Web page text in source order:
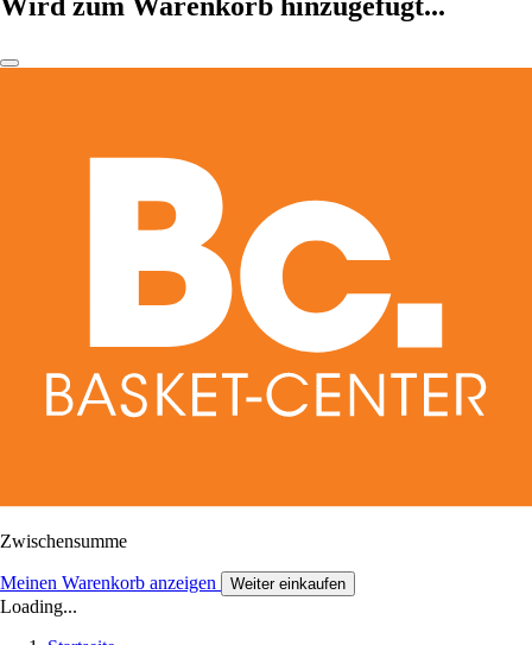
Wird zum Warenkorb hinzugefügt...
Zwischensumme
Meinen Warenkorb anzeigen Weiter einkaufen
Loading...